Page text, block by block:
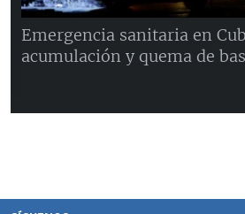
Emergencia sanitaria en
acumulación y quema de